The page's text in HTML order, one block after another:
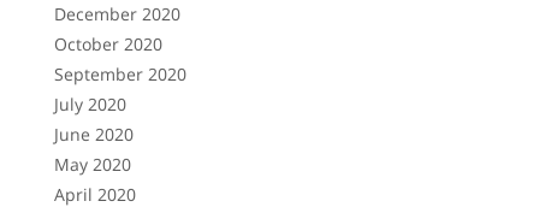
December 2020
October 2020
September 2020
July 2020
June 2020
May 2020
April 2020